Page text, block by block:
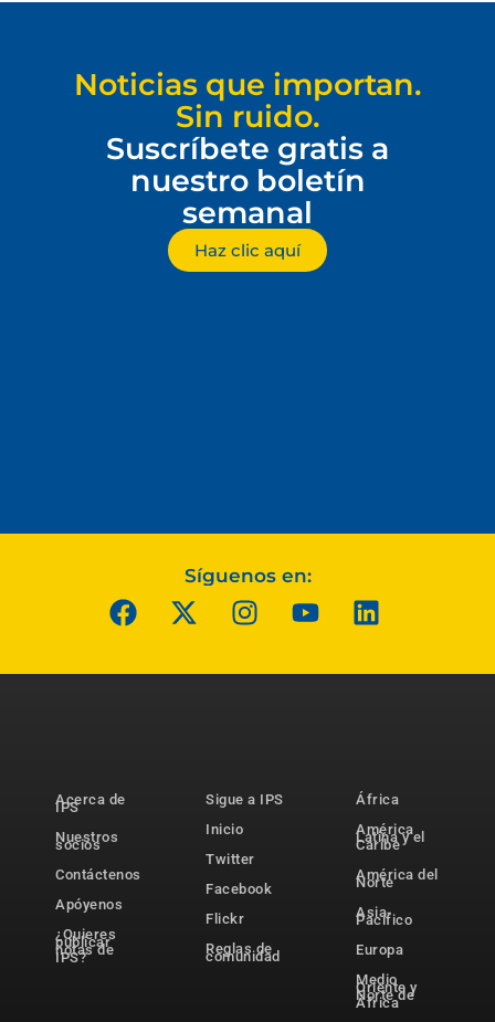
Noticias que importan.
Sin ruido.
Suscríbete gratis a
nuestro boletín
semanal
Haz clic aquí
Síguenos en:
Acerca de
IPS
Nuestros
socios
Contáctenos
Apóyenos
¿Quieres
publicar
notas de
IPS?
Sigue a IPS
Inicio
Twitter
Facebook
Flickr
Reglas de
comunidad
África
América
Latina y el
Caribe
América del
Norte
Asia-
Pacífico
Europa
Medio
Oriente y
Norte de
África